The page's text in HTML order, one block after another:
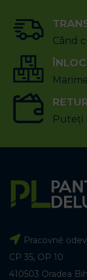
Când
Puteți
Pracovné
CP 35, OP 10
410503 Oradea